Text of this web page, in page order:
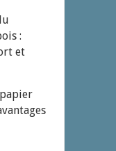
:
et